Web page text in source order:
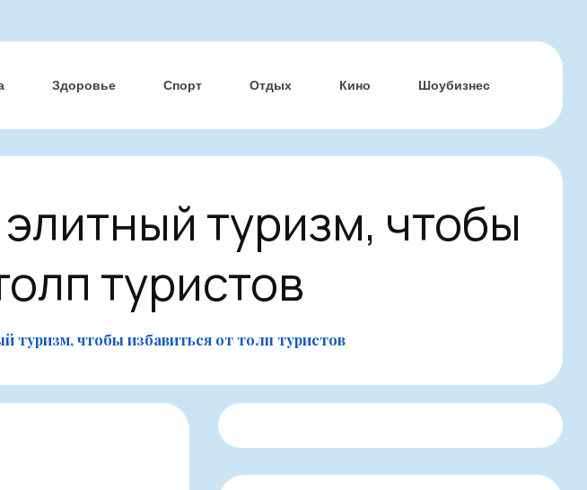
Здоровье Спорт Отдых Кино Шоубизнес
туризм, чтобы
туристов
туризм, чтобы избавиться от толп туристов